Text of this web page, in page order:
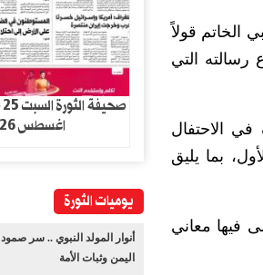
الخاتم قولاً
رسالته التي
الاحتفال
بما يليق
فيها معاني
اغسطس 2026
يوميات الثورة
أنوار المولد النبوي .. سر صمود
اليمن وثبات الأمة